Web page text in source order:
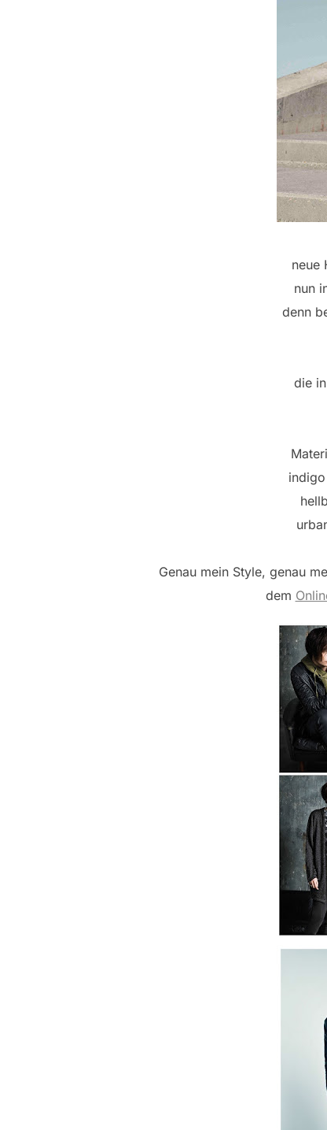
neue
nun
denn
die
Genau mein Style, genau
dem